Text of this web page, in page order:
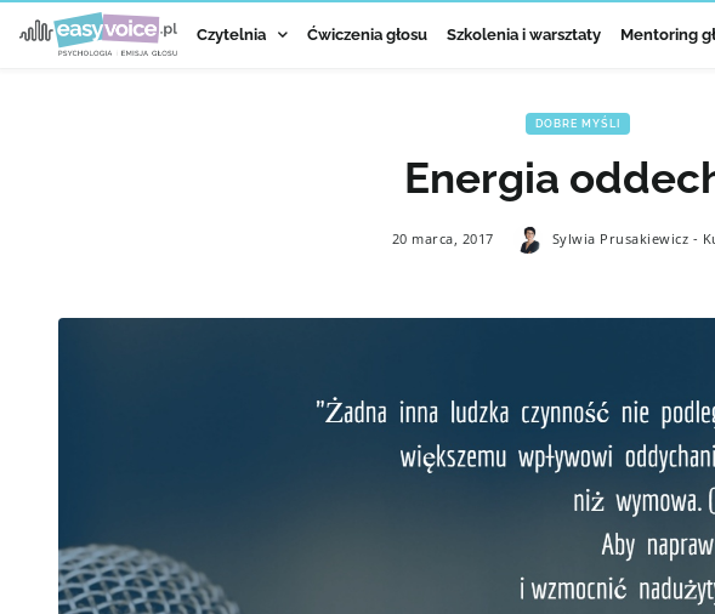
Czytelnia Ćwiczenia głosu Szkolenia i warsztaty Mentoring
DOBRE MYŚLI
Energia
20 marca, 2017 Sylwia Prusakiewicz -